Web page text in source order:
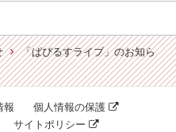
「ぱぴるすライブ」のお知ら
報
個人情報の保護
サイトポリシー